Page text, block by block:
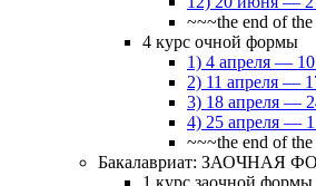
~~~the end of the
4 курс очной формы
1) 4 апреля — 10
2) 11 апреля —
3) 18 апреля —
4) 25 апреля —
~~~the end of the
Бакалавриат: ЗАОЧНАЯ
1 курс заочной формы